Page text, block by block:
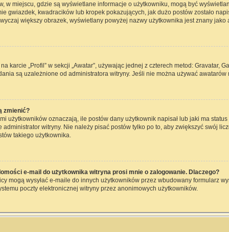
w miejscu, gdzie są wyświetlane informacje o użytkowniku, mogą być
gwiazdek, kwadracików lub kropek pokazujących, jak dużo postów zostało
większy obrazek, wyświetlany powyżej nazwy użytkownika jest znany
karcie „Profil” w sekcji „Awatar”, używając jednej z czterech metod: Gravatar,
są uzależnione od administratora witryny. Jeśli nie można używać
zmienić?
użytkowników oznaczają, ile postów dany użytkownik napisał lub jaki ma
witryny. Nie należy pisać postów tylko po to, aby zwiększyć swój
takiego użytkownika.
e-mail do użytkownika witryna prosi mnie o zalogowanie. Dlaczego?
mogą wysyłać e-maile do innych użytkowników przez wbudowany formularz
poczty elektronicznej witryny przez anonimowych użytkowników.